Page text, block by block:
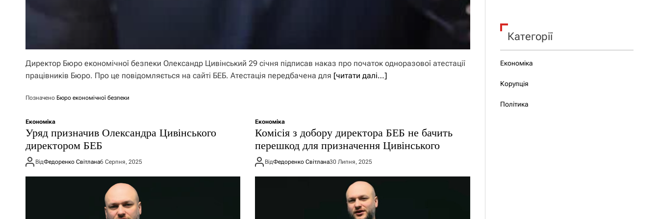
Директор Бюро економічної безпеки Олександр Цивінський 29 січня підписав наказ про початок одноразової атестації
працівників Бюро. Про це повідомляється на сайті БЕБ. Атестація передбачена для [читати далі…]
Позначено Бюро економічної безпеки
Економіка
Уряд призначив Олександра Цивінського
директором БЕБ
ВідФедоренко Світлана6 Серпня, 2025
Економіка
​Комісія з добору директора БЕБ не бачить
перешкод для призначення Цивінського
ВідФедоренко Світлана30 Липня, 2025
Категорії
Економіка
Корупція
Політика